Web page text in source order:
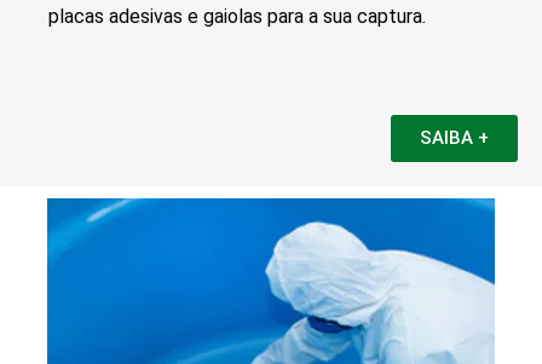
placas adesivas e gaiolas para a sua captura.
SAIBA +